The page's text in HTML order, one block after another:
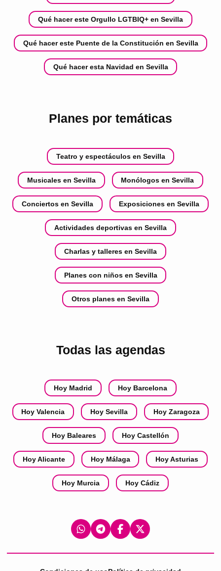
Qué hacer este Orgullo LGTBIQ+ en Sevilla
Qué hacer este Puente de la Constitución en Sevilla
Qué hacer esta Navidad en Sevilla
Planes por temáticas
Teatro y espectáculos en Sevilla
Musicales en Sevilla Monólogos en Sevilla
Conciertos en Sevilla Exposiciones en Sevilla
Actividades deportivas en Sevilla
Charlas y talleres en Sevilla
Planes con niños en Sevilla
Otros planes en Sevilla
Todas las agendas
Hoy Madrid Hoy Barcelona
Hoy Valencia Hoy Sevilla Hoy Zaragoza
Hoy Baleares Hoy Castellón
Hoy Alicante Hoy Málaga Hoy Asturias
Hoy Murcia Hoy Cádiz